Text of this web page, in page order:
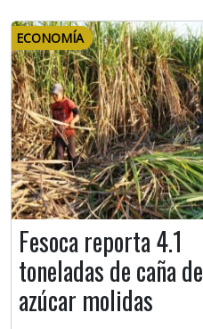
ECONOMÍA
Fesoca reporta 4.1
toneladas de caña de
azúcar molidas